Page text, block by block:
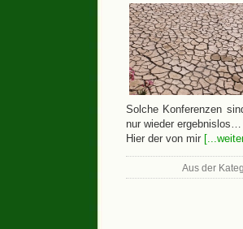
Solche Konferenzen
nur wieder ergebnislos…
Hier der von mir
Aus der